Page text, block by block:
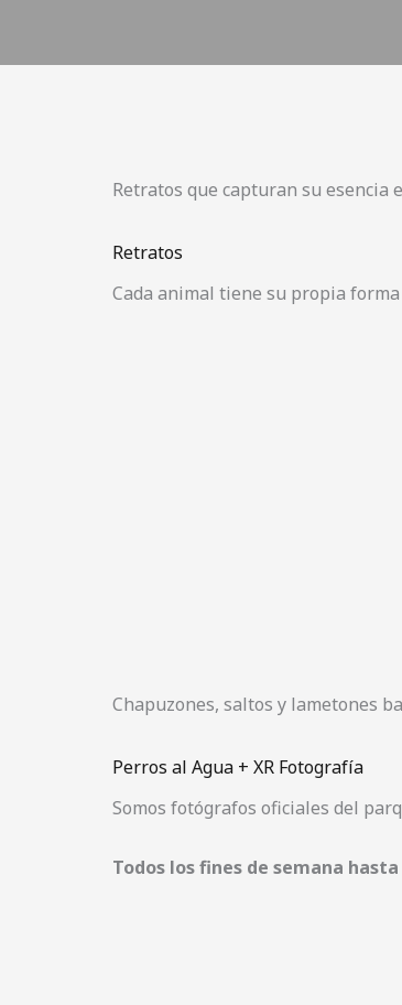
Retratos que capturan su esencia
Retratos
Cada animal tiene su propia
Chapuzones, saltos y lametones
Perros al Agua + XR Fotografía
Somos fotógrafos oficiales del
Todos los fines de semana